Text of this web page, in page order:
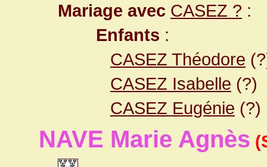
Mariage avec CASEZ ? :
Enfants :
CASEZ Théodore
CASEZ Isabelle (?)
CASEZ Eugénie (?)
NAVE Marie Agnès